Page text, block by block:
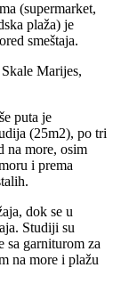
(supermarket,
plaža) je
smeštaja.
Marijes,
puta je
(25m2), po tri
na more, osim
i prema
dok se u
Studiji su
sa garniturom za
na more i plažu